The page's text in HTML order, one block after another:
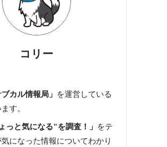
コリー
カル情報局」 を運営している
す。
っと気になる"を調査！」 をテ
になった情報についてわかり